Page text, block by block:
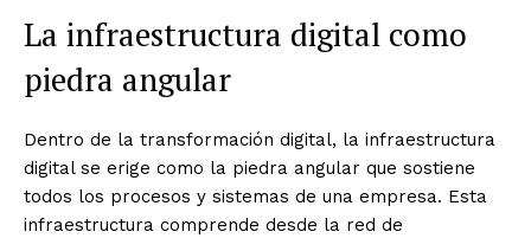
La infraestructura digital como
piedra angular
Dentro de la transformación digital, la infraestructura
digital se erige como la piedra angular que sostiene
todos los procesos y sistemas de una empresa. Esta
infraestructura comprende desde la red de